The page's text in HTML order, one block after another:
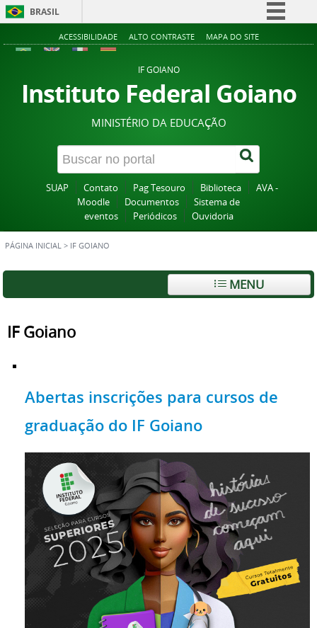
BRASIL
Simplifique!
Acesso à informação
Legislação
Canais
ACESSIBILIDADE ALTO CONTRASTE MAPA DO SITE
IF GOIANO
Instituto Federal Goiano
MINISTÉRIO DA EDUCAÇÃO
SUAP Contato Pag Tesouro Biblioteca
AVA -
Moodle
Documentos
Sistema de
eventos
Periódicos Ouvidoria
PÁGINA INICIAL > IF GOIANO
MENU
IF Goiano
Abertas inscrições para cursos de
graduação do IF Goiano